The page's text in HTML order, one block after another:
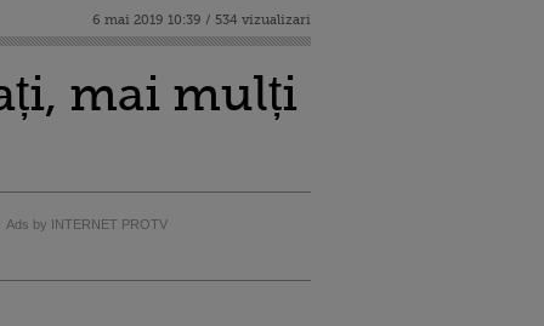
6 mai 2019 10:39 / 534 vizualizari
mai mulți
Ads by INTERNET PROTV